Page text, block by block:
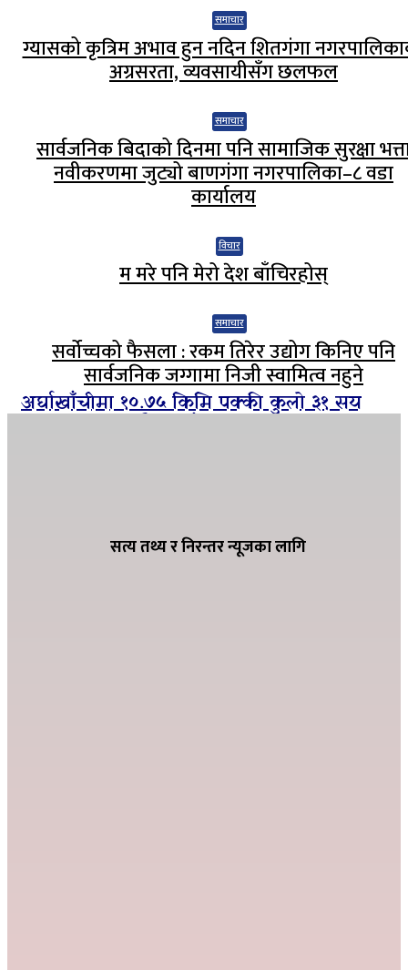
समाचार
ग्यासको कृत्रिम अभाव हुन नदिन शितगंगा
अग्रसरता, व्यवसायीसँग छलफल
समाचार
सार्वजनिक बिदाको दिनमा पनि सामाजिक सुरक्षा
नवीकरणमा जुट्यो बाणगंगा नगरपालिका–८ वडा
कार्यालय
विचार
म मरे पनि मेरो देश बाँचिरहोस्
समाचार
सर्वोच्चको फैसला : रकम तिरेर उद्योग किनिए पनि
सार्वजनिक जग्गामा निजी स्वामित्व नहुने
अर्घाखाँचीमा १०.७५ किमि पक्की कुलो ३१ सय
सत्य तथ्य र निरन्तर न्यूजका लागि